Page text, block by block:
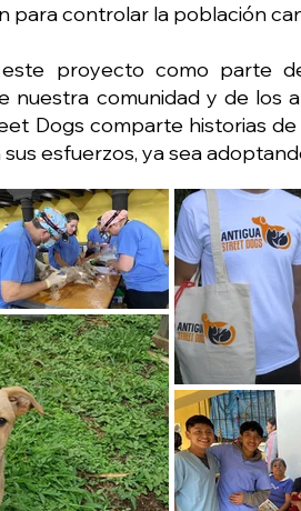
para controlar la población
proyecto como parte
nuestra comunidad y de los
Dogs comparte historias
esfuerzos, ya sea